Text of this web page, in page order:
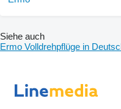
Siehe auch
Ermo Volldrehpflüge in